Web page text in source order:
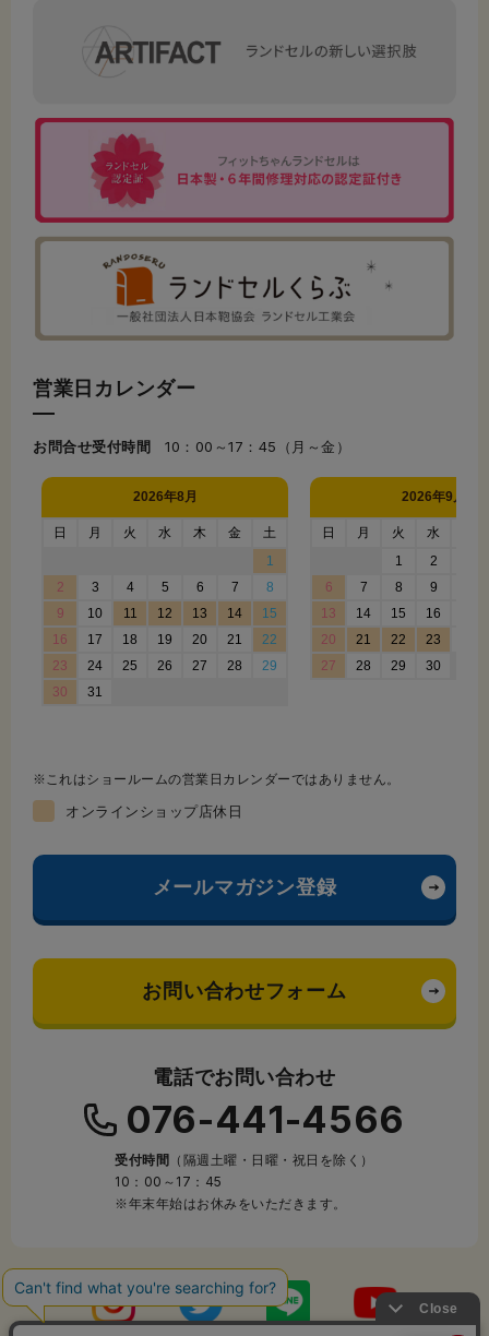
営業日カレンダー
お問合せ受付時間 10：00～17：45（月～金）
これはショールームの営業日カレンダーではありません。
オンラインショップ店休日
メールマガジン登録
お問い合わせフォーム
電話でお問い合わせ
076-441-4566
受付時間
（隔週土曜・日曜・祝日を除く）
10：00～17：45
※年末年始はお休みをいただきます。